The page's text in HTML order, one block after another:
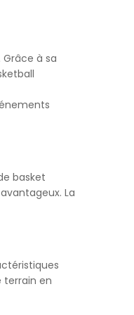
à sa
basket
La
terrain en